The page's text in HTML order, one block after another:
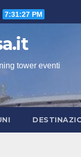
7:31:28 PM
tower eventi